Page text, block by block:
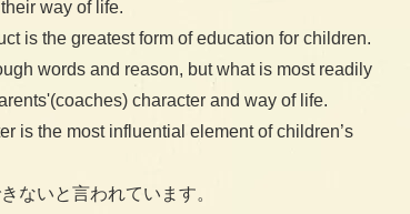
way of life.
is the greatest form of education for children.
words and reason, but what is most readily
character and way of life.
is the most influential element of children’s
ないと言われています。